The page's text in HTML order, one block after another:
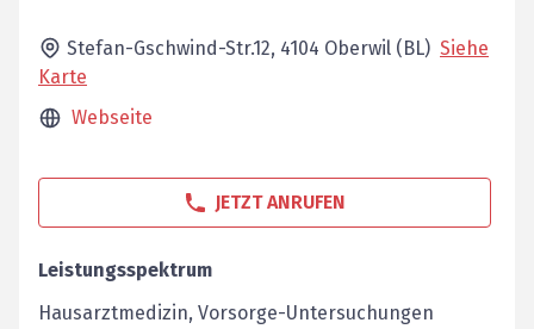
Stefan-Gschwind-Str.12, 4104 Oberwil (BL) Siehe
Karte
Webseite
JETZT ANRUFEN
Leistungsspektrum
Hausarztmedizin, Vorsorge-Untersuchungen